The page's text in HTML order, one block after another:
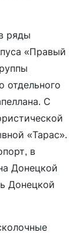
ряды
«Правый
отдельного
С
«Тарас».
в
Донецкой
Донецкой